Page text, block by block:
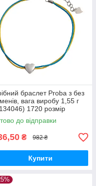
браслет Proba з без
вага виробу 1,55 г
1720 розмір
до відправки
₴ 982 ₴
Купити